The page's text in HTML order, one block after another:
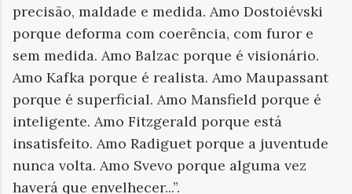
precisão, maldade e medida. Amo Dostoiévski
porque deforma com coerência, com furor e
sem medida. Amo Balzac porque é visionário.
Amo Kafka porque é realista. Amo Maupassant
porque é superficial. Amo Mansfield porque é
inteligente. Amo Fitzgerald porque está
insatisfeito. Amo Radiguet porque a juventude
nunca volta. Amo Svevo porque alguma vez
haverá que envelhecer...”.